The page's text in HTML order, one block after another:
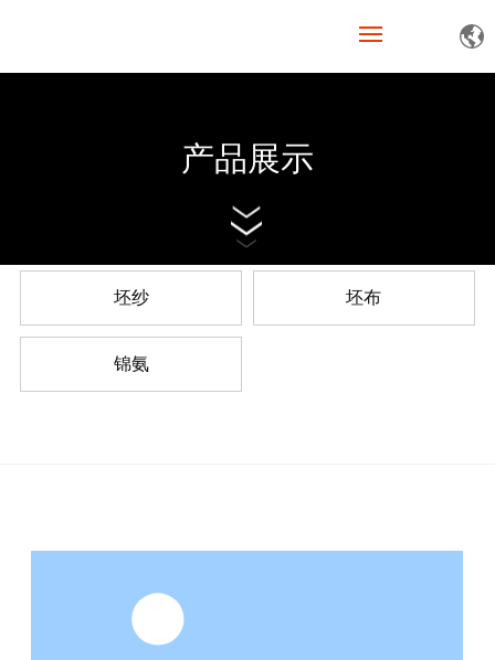
新闻资讯
人才招聘
联系我们
产品展示
坯纱 坯布
锦氨